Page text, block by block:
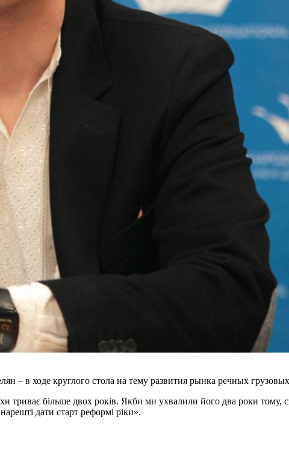
в ходе круглого стола на тему развития рынка речных
триває більше двох років. Якби ми ухвалили його два роки тому,
дати старт реформі ріки».